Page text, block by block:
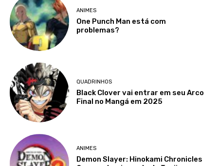
ANIMES
One Punch Man está com
problemas?
QUADRINHOS
Black Clover vai entrar em seu Arco
Final no Mangá em 2025
ANIMES
Demon Slayer: Hinokami Chronicles